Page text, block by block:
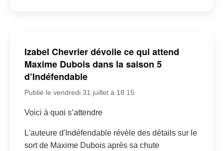
Izabel Chevrier dévoile ce qui attend
Maxime Dubois dans la saison 5
d’Indéfendable
Publié le vendredi 31 juillet à 18:15
Voici à quoi s’attendre
L'auteure d'Indéfendable révèle des détails sur le
sort de Maxime Dubois après sa chute